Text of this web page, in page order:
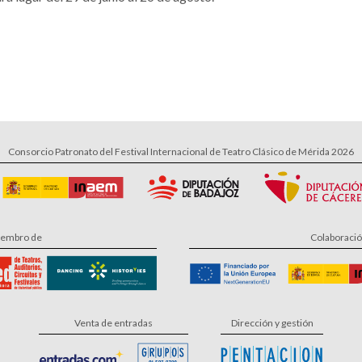
Consorcio Patronato del Festival Internacional de Teatro Clásico de Mérida 2026
de
Venta de entradas Dirección y gestión